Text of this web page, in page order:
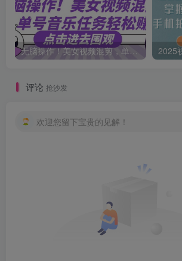
无脑操作！美女视频混剪，单号音乐任务轻松日入3张+
评论 抢沙发
欢迎您留下宝贵的见解！